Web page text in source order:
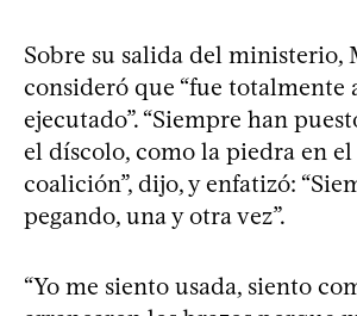
Sobre su salida del ministerio,
consideró que “fue totalmente
ejecutado”. “Siempre han
el díscolo, como la piedra en
coalición”, dijo, y enfatizó:
pegando, una y otra vez”.
“Yo me siento usada, siento